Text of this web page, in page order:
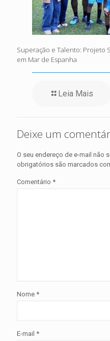
Superação e Talento: Projeto
em Mar de Espanha
Leia Mais
Deixe um
O seu endereço de e-mail não
obrigatórios são marcados
Comentário *
Nome *
E-mail *